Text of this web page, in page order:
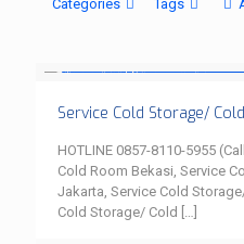
Categories Tags
Service Cold Storage/
HOTLINE 0857-8110-5955
Cold Room Bekasi, Service
Jakarta, Service Cold
Cold Storage/ Cold […]